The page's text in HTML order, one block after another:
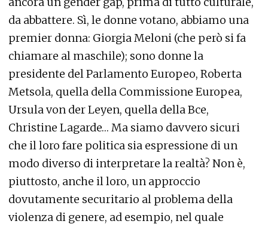
da abbattere. Sì, le donne votano, abbiamo una
premier donna: Giorgia Meloni (che però si fa
chiamare al maschile); sono donne la
presidente del Parlamento Europeo, Roberta
Metsola, quella della Commissione Europea,
Ursula von der Leyen, quella della Bce,
Christine Lagarde… Ma siamo davvero sicuri
che il loro fare politica sia espressione di un
modo diverso di interpretare la realtà? Non è,
piuttosto, anche il loro, un approccio
dovutamente securitario al problema della
violenza di genere, ad esempio, nel quale